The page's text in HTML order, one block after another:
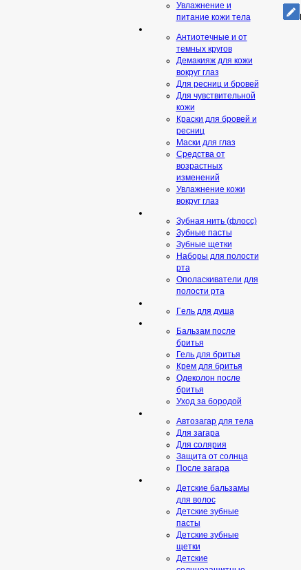
Увлажнение и
питание кожи тела
Антиотечные и от
темных кругов
Демакияж для кожи
вокруг глаз
Для ресниц и бровей
Для чувствительной
кожи
Краски для бровей и
ресниц
Маски для глаз
Средства от
возрастных
изменений
Увлажнение кожи
вокруг глаз
Зубная нить (флосс)
Зубные пасты
Зубные щетки
Наборы для полости
рта
Ополаскиватели для
полости рта
Гeль для душа
Бальзам после
бритья
Гель для бритья
Крем для бритья
Одеколон после
бритья
Уход за бородой
Автозагар для тела
Для загара
Для солярия
Защита от солнца
После загара
Детские бальзамы
для волос
Детские зубные
пасты
Детские зубные
щетки
Детские